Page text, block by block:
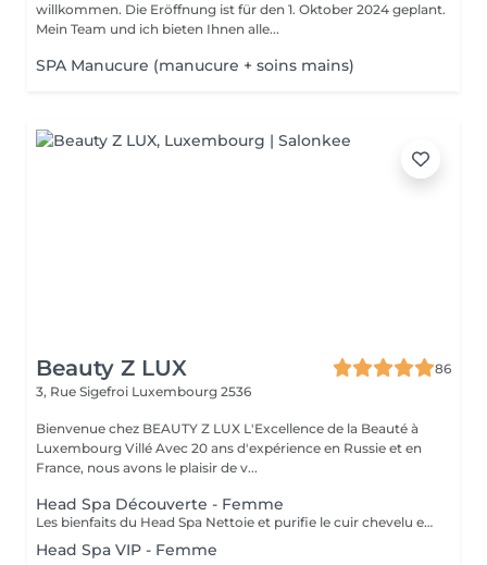
willkommen. Die Eröffnung ist für den 1. Oktober 2024 geplant.
Mein Team und ich bieten Ihnen alle...
SPA Manucure (manucure + soins mains)
Beauty Z LUX
86
3, Rue Sigefroi Luxembourg 2536
Bienvenue chez BEAUTY Z LUX L'Excellence de la Beauté à
Luxembourg Villé Avec 20 ans d'expérience en Russie et en
France, nous avons le plaisir de v...
Head Spa Découverte - Femme
Les bienfaits du Head Spa Nettoie et purifie le cuir chevelu en profondeur. Stimule la circulation sanguine et favorise la pousse des cheveux. Relâche les tensions du cuir chevelu, de la nuque et des épaules. Offre une relaxation profonde, réduit le stress et apaise l'esprit. Rend les cheveux plus brillants, légers et revitalisés. Résultat : un cuir chevelu sain, des cheveux éclatants et une sensation de bien-être total. Le soin commence par un diagnostic rapide du cuir chevelu afin de choisir les produits adaptés. Ensuite, vous vous installez confortablement, et un massage relaxant du cuir chevelu, de la nuque et des épaules est réalisé avec des gestes doux et apaisants. Un nettoyage en profondeur et une hydratation sont appliqués pour purifier et nourrir le cuir chevelu. Tout au long du soin, vous ressentez une détente totale, et à la fin vos cheveux sont légers, brillants et revitalisés. The Benefits of a Head Spa Deeply cleanses and purifies the scalp. Stimulates blood circulation and encourages healthy hair growth. Releases tension in the scalp, neck, and shoulders. Provides deep relaxation, reduces stress, and calms the mind. Leaves hair shinier, lighter, and revitalized. Result: a healthy scalp, radiant hair, and a complete sense of well-being. The treatment starts with a quick scalp analysis to select the right products for your needs. You then lie back comfortably while enjoying a relaxing massage of the scalp, neck, and shoulders with gentle, soothing movements. A deep cleansing and hydration ritual is applied to purify and nourish the scalp. Throughout the session, you experience total relaxation, and afterwards your hair feels light, shiny, and revitalized.
Head Spa VIP - Femme